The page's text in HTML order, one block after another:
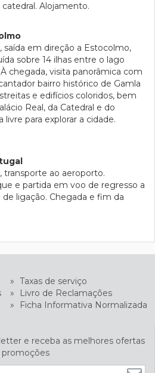
Alojamento.
em direção a Estocolmo,
sobre 14 ilhas entre o lago
chegada, visita panorâmica com
bairro histórico de Gamla
e edifícios coloridos, bem
Real, da Catedral e do
para explorar a cidade.
ao aeroporto.
e partida em voo de regresso a
ligação. Chegada e fim da
» Taxas de serviço
»
Livro de Reclamações
» Ficha Informativa Normalizada
e receba as melhores ofertas
promoções